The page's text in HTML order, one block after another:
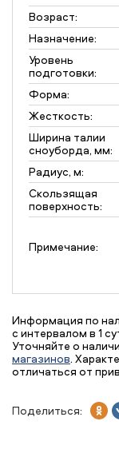
Возраст:
Назначение:
Уровень
подготовки:
Форма:
Жесткость:
Ширина талии
сноуборда, мм:
Радиус, м:
Скользящая
поверхность:
Примечание:
Информация по
с интервалом в 1
Уточняйте о
магазинов.
отличаться от
Поделиться: